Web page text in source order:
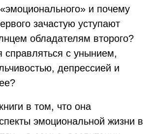
и почему
зачастую уступают
обладателям второго?
справляться с унынием,
депрессией и
в том, что она
эмоциональной жизни в